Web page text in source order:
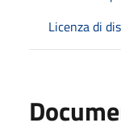
Licenza di